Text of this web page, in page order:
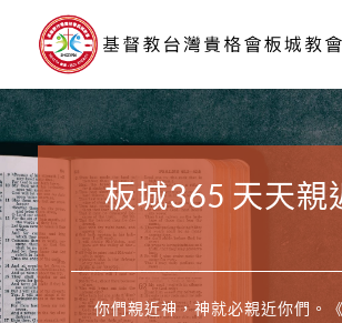
板城365 天天親
你們親近神，神就必親近你們。